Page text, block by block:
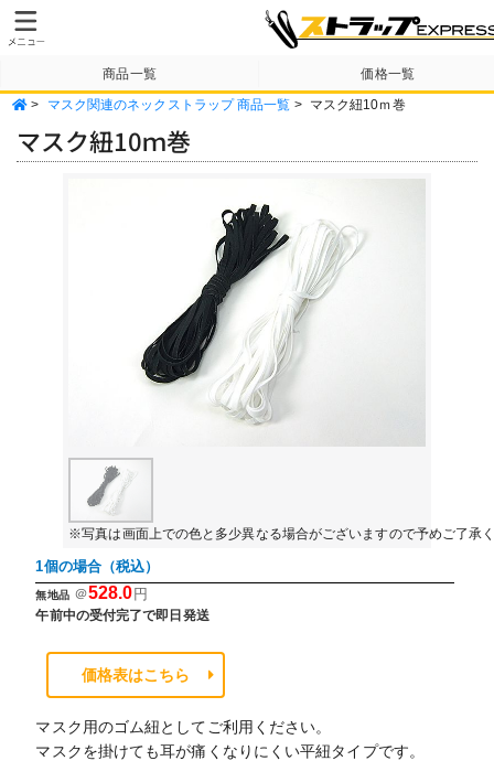
商品一覧 価格一覧
納期・送料について テンプレート
> マスク関連のネックストラップ 商品一覧 > マスク紐10ｍ巻
マスク紐10ｍ巻
※写真は画面上での色と多少異なる場合がございますので予めご了承
1個の場合（税込）
無地品 ＠528.0円
午前中の受付完了で即日発送
価格表はこちら
マスク用のゴム紐としてご利用ください。
マスクを掛けても耳が痛くなりにくい平紐タイプです。